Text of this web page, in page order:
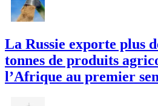
La Russie exporte plus
tonnes de produits
l’Afrique au premier